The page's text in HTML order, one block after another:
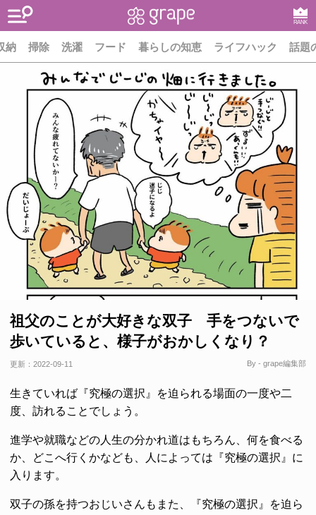
RANK
納 掃除 洗濯 フード 暮らしの知恵 ライフハック 話題
祖父のことが大好きな双子 手をつないで
歩いていると、様子がおかしくなり？
更新： 2022-09-11 By - grape編集部
生きていれば『究極の選択』を迫られる場面の一度や二
度、訪れることでしょう。
進学や就職などの人生の分かれ道はもちろん、何を食べる
か、どこへ行くかなども、人によっては『究極の選択』に
入ります。
双子の孫を持つおじいさんもまた、『究極の選択』を迫ら